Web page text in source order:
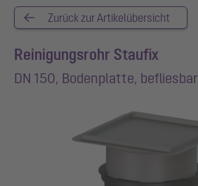
Zurück zur Artikelübersicht
Reinigungsrohr Staufix
DN 150, Bodenplatte, befliesbar